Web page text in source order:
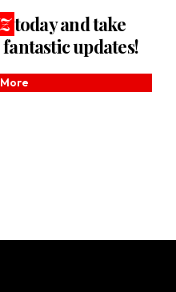
today and take
updates!